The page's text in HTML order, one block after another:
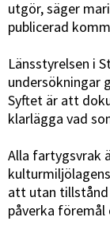
utgör, säger
publicerad
Länsstyrelsen i
undersökningar
Syftet är att
klarlägga vad
Alla fartygsvrak
att utan
påverka föremål